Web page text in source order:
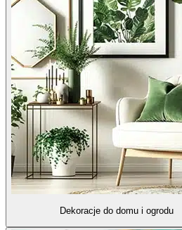
Dekoracje do domu i ogrodu